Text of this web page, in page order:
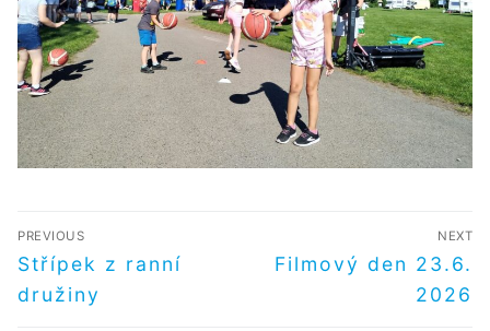
NAVIGACE
PRO
PŘÍSPĚVEK
PREVIOUS
Předchozí
příspěvek
Střípek z ranní
družiny
NEXT
Další
Filmový den 23.6.
2026